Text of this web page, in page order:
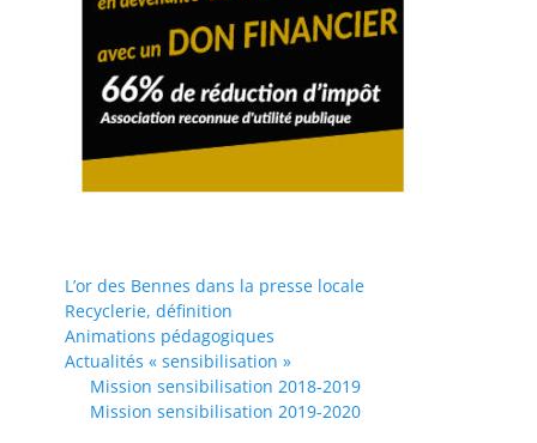
L’or des Bennes dans la presse locale
Recyclerie, définition
Animations pédagogiques
Actualités « sensibilisation »
Mission sensibilisation 2018-2019
Mission sensibilisation 2019-2020